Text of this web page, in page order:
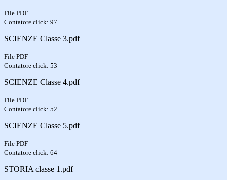
File PDF
Contatore click: 97
SCIENZE Classe 3.pdf
File PDF
Contatore click: 53
SCIENZE Classe 4.pdf
File PDF
Contatore click: 52
SCIENZE Classe 5.pdf
File PDF
Contatore click: 64
STORIA classe 1.pdf